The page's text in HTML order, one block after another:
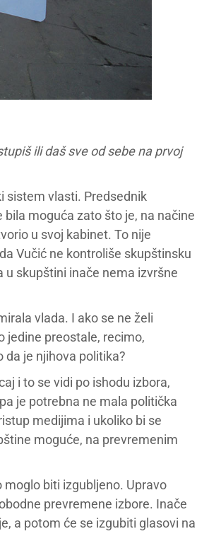
ili daš sve od sebe na prvoj
sistem vlasti. Predsednik
moguća zato što je, na načine
u svoj kabinet. To nije
Vučić ne kontroliše skupštinsku
u skupštini inače nema izvršne
vlada. I ako se ne želi
jedine preostale, recimo,
da je njihova politika?
i to se vidi po ishodu izbora,
je potrebna ne mala politička
medijima i ukoliko bi se
moguće, na prevremenim
moglo biti izgubljeno. Upravo
prevremene izbore. Inače
a potom će se izgubiti glasovi na